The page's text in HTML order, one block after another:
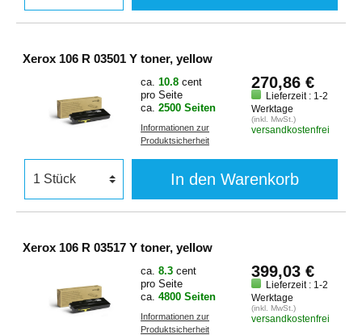
Xerox 106 R 03501 Y toner, yellow
ca. 10.8 cent
pro Seite
ca. 2500 Seiten
Informationen zur
Produktsicherheit
270,86 €
Lieferzeit : 1-2
Werktage
(inkl. MwSt.)
versandkostenfrei
In den Warenkorb
Xerox 106 R 03517 Y toner, yellow
ca. 8.3 cent
pro Seite
ca. 4800 Seiten
Informationen zur
Produktsicherheit
399,03 €
Lieferzeit : 1-2
Werktage
(inkl. MwSt.)
versandkostenfrei